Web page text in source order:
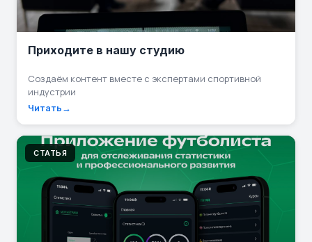
Приходите в нашу студию
Создаём контент вместе с экспертами спортивной
индустрии
Читать
СТАТЬЯ